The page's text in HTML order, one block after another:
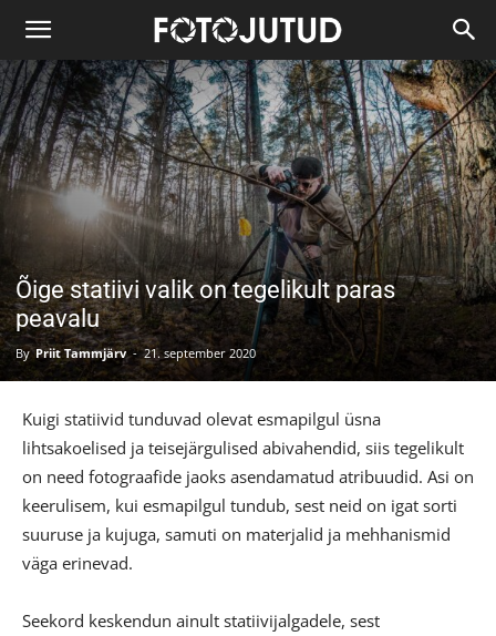
Õige statiivi valik on tegelikult paras
peavalu
By Priit Tammjärv - 21. september 2020
Kuigi statiivid tunduvad olevat esmapilgul üsna
lihtsakoelised ja teisejärgulised abivahendid, siis tegelikult
on need fotograafide jaoks asendamatud atribuudid. Asi on
keerulisem, kui esmapilgul tundub, sest neid on igat sorti
suuruse ja kujuga, samuti on materjalid ja mehhanismid
väga erinevad.
Seekord keskendun ainult statiivijalgadele, sest